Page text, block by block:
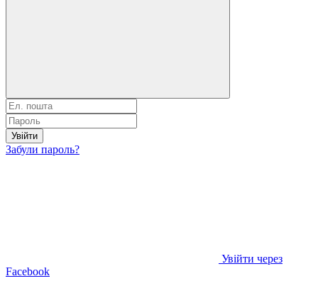
Увійти
Забули пароль?
Увійти через
Facebook